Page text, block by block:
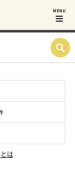
は